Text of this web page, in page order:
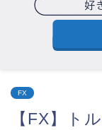
FX
【FX】ト